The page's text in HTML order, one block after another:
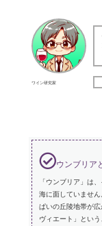
ワイン研究家
ウンブリア
「ウンブリア」は
海に面していませ
ぱいの丘陵地帯が
ヴィエート」とい